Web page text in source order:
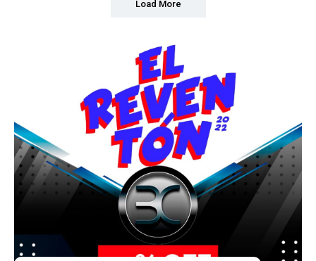
Load More